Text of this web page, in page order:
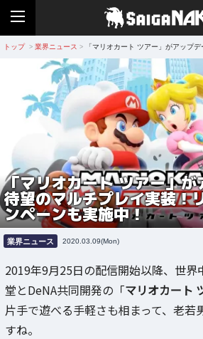
トップ > 業界ニュース > 「マリオカート ツアー」がアップ
「マリオカート ツアー」が
待望のマルチプレイ実装！
ンペーンも実施中！
業界ニュース 2020.03.09(Mon)
2019年9月25日の配信開始以降、世界
堂とDeNA共同開発の「マリオカート
片手で遊べる手軽さも相まって、老若
すね。